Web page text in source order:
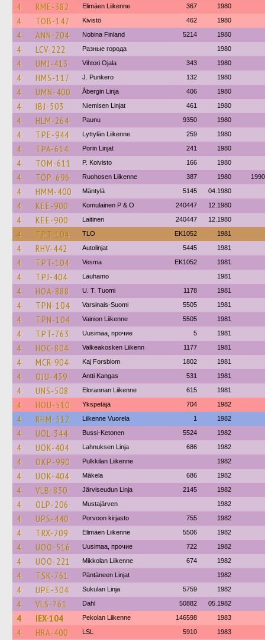
4 RME-382 Elimäen Liikenne 367 1980
4 TOB-147 Kivistö 462 1980
4 ANN-204 Nobina Finland 5214 1980
4 LCV-222 Разные города 1980
4 UMJ-413 Vihtori Ojala 343 1980
4 HMS-117 J. Punkero 132 1980
4 UMN-400 Åbergin Linja 406 1980
4 IBJ-503 Niemisen Linjat 461 1980
4 HLM-264 Paunu 9350 1980
4 TPE-944 Lyttylän Liikenne 259 1980
4 TPA-614 Porin Linjat 241 1980
4 TOM-611 P. Koivisto 166 1980
4 TOP-696 Ruohosen Liikenne 387 1980 1990
4 HMM-400 Mäntylä 5145 04.1980
4 KEE-900 Komulainen P & O 240447 12.1980
4 KEE-900 Laitinen 240447 12.1980
4 TPT-104 TLO EK1052 1981
4 RHV-442 Autolinjat 5445 1981
4 TPT-104 Vesma EK1052 1981
4 TPJ-404 Lauhamo 1981
4 HOA-888 U. T. Tuomi 1178 1981
4 TPN-104 Varsinais-Suomi 5505 1981
4 TPN-104 Vainion Liikenne 5505 1981
4 TPT-763 Uusimaa, прочие 5 1981
4 HOC-804 Valkeakosken Liikenn 1177 1981
4 MCR-904 Kaj Forsblom 1802 1981
4 OJU-439 Antti Kangas 531 1981
4 UNS-508 Elorannan Liikenne 615 1981
4 HOU-510 Ykspetäjä 704 1982
4 RHM-512 Liikenne Vuorela 1 1982
4 UOL-344 Bussi-Ketonen 5524 1982
4 UOK-404 Lahnuksen Linja 686 1982
4 OKP-990 Pulkkilan Liikenne 1982
4 UOK-404 Mäkela 686 1982
4 VLB-830 Järviseudun Linja 2145 1982
4 OLP-206 Mustajärven 1982
4 UPS-440 Porvoon kirjasto 755 1982
4 TRX-209 Elimäen Liikenne 5506 1982
4 UOO-516 Uusimaa, прочие 722 1982
4 UOO-221 Mikkolan Liikenne 674 1982
4 TSK-761 Päntäneen Linjat 1982
4 UPE-304 Sukulan Linja 5759 1982
4 VLS-761 Dahl 50882 05.1982
4 IEX-104 Pekolan Liikenne 146598 1983
4 HRA-400 LSL 5910 1983